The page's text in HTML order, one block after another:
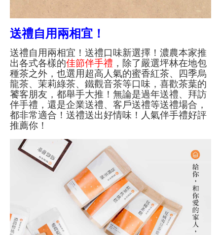
送禮自用兩相宜！
送禮自用兩相宜！送禮口味新選擇！濃農本家推
出各式各樣的佳節伴手禮 ，除了嚴選坪林在地包
種茶之外，也選用超高人氣的蜜香紅茶、四季烏
龍茶、茉莉綠茶、鐵觀音茶等口味，喜歡茶葉的
饕客朋友，都舉手大推！無論是過年送禮、拜訪
伴手禮，還是企業送禮、客戶送禮等送禮場合，
都非常適合！送禮送出好情味！人氣伴手禮好評
推薦你！